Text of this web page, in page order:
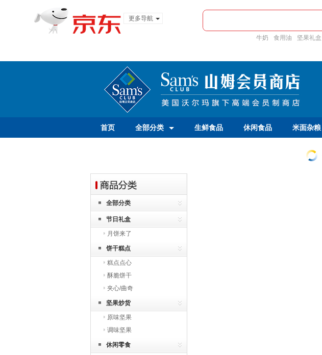
更多导航
牛奶 食用油 坚果礼盒
首页 全部分类 生鲜食品 休闲食品 米面杂粮
全部分类
节日礼盒
月饼来了
饼干糕点
糕点点心
酥脆饼干
夹心/曲奇
坚果炒货
原味坚果
调味坚果
休闲零食